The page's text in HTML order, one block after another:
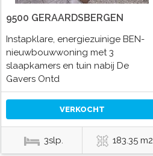
9500 GERAARDSBERGEN
Instapklare, energiezuinige BEN-
nieuwbouwwoning met 3
slaapkamers en tuin nabij De
Gavers Ontd
VERKOCHT
3slp. 183.35 m2